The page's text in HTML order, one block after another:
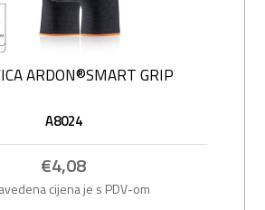
ARDON®SMART GRIP
A8024
€4,08
cijena je s PDV-om